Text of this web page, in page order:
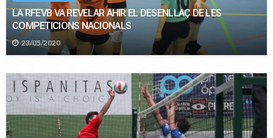
LA RFEVB VA REVELAR AHIR EL DESENLLAÇ DE LES
COMPETICIONS NACIONALS
23/05/2020